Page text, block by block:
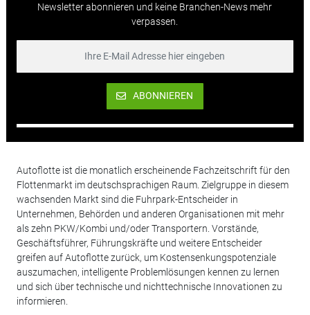
Newsletter abonnieren und keine Branchen-News mehr
verpassen.
ABONNIEREN
Autoflotte ist die monatlich erscheinende Fachzeitschrift für den
Flottenmarkt im deutschsprachigen Raum. Zielgruppe in diesem
wachsenden Markt sind die Fuhrpark-Entscheider in
Unternehmen, Behörden und anderen Organisationen mit mehr
als zehn PKW/Kombi und/oder Transportern. Vorstände,
Geschäftsführer, Führungskräfte und weitere Entscheider
greifen auf Autoflotte zurück, um Kostensenkungspotenziale
auszumachen, intelligente Problemlösungen kennen zu lernen
und sich über technische und nichttechnische Innovationen zu
informieren.